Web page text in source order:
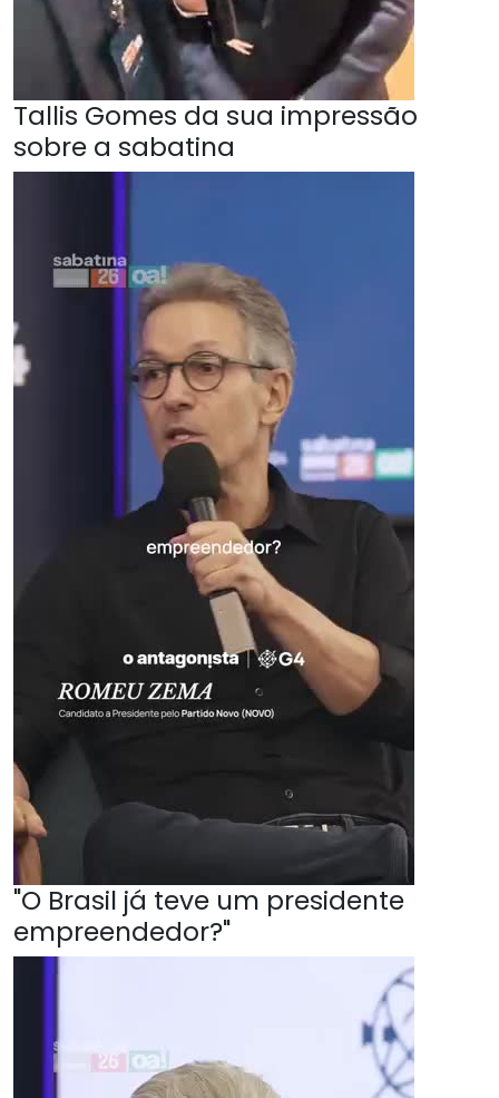
Tallis Gomes da sua impressão
sobre a sabatina
"O Brasil já teve um presidente
empreendedor?"